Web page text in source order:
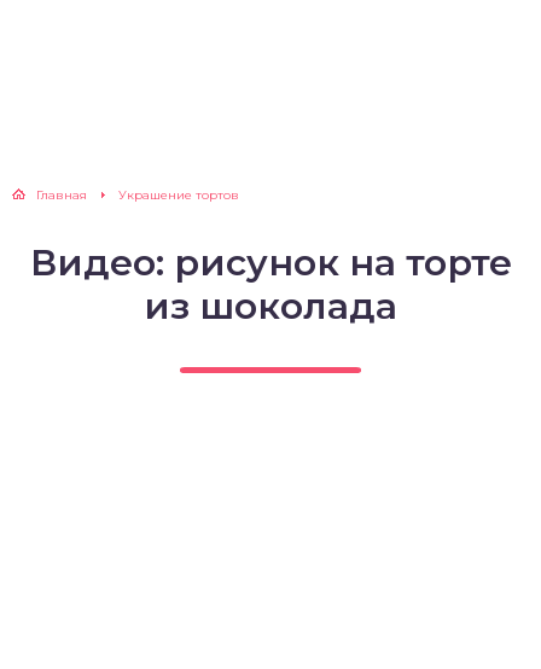
Главная Украшение тортов
Видео: рисунок на торте
из шоколада